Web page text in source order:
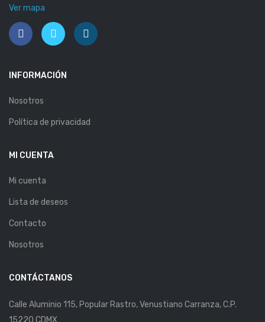
Ver mapa
INFORMACIÓN
Nosotros
Política de privacidad
MI CUENTA
Mi cuenta
Lista de deseos
Contacto
Nosotros
CONTÁCTANOS
Calle Aluminio 115, Popular Rastro, Venustiano Carranza, C.P.